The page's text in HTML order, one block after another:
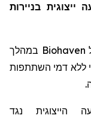
ייצוגית בניירות
Biohaven במהלך
ללא דמי השתתפות
הייצוגית נגד